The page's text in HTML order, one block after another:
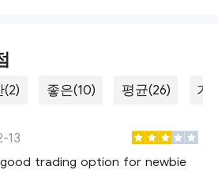
(2) 좋은(10) 평균(26) 가
13
trading option for newbie